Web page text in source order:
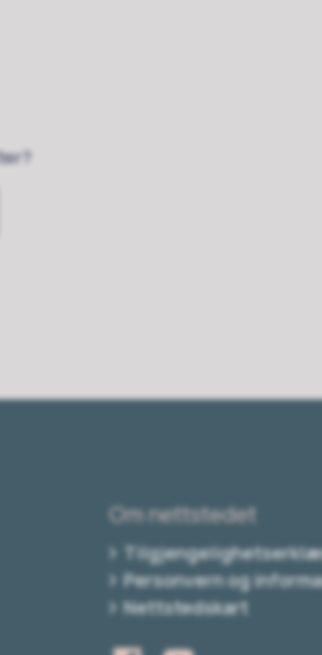
Om nettstedet
Personvern og
Nettstedskart